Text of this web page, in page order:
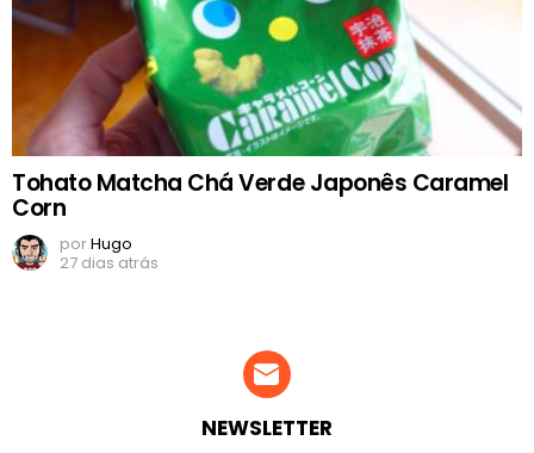
Tohato Matcha Chá Verde Japonês Caramel
Corn
porHugo
27 dias atrás
NEWSLETTER